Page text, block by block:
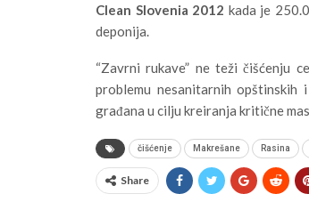
Clean Slovenia 2012 kada je
deponija.
“Zavrni rukave” ne teži čišćenju
problemu nesanitarnih opštinskih
građana u cilju kreiranja kritične
čišćenje Makrešane Rasina
Share